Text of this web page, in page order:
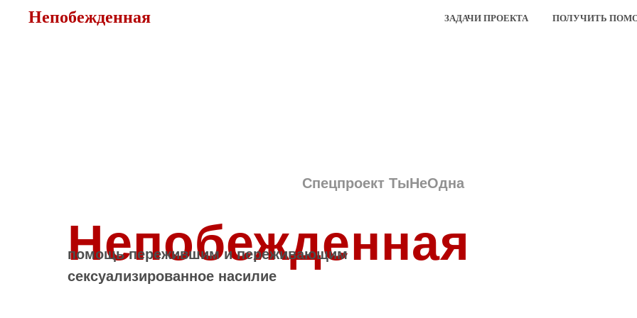
Непобежденная ЗАДАЧИ ПРОЕКТА ПОЛУЧИТЬ
Непобежденная
помощь пережившим и переживающим
сексуализированное насилие
Спецпроект ТыНеОдна